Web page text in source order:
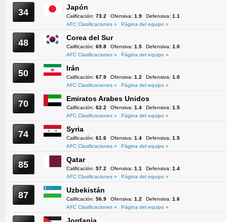
34 Japón
Calificación: 73.2 Ofensiva: 1.9 Defensiva: 1.1
AFC Clasificaciones »
Página del equipo »
48 Corea del Sur
Calificación: 69.8 Ofensiva: 1.5 Defensiva: 1.0
AFC Clasificaciones »
Página del equipo »
50 Irán
Calificación: 67.9 Ofensiva: 1.2 Defensiva: 1.0
AFC Clasificaciones »
Página del equipo »
70 Emiratos Arabes Unidos
Calificación: 62.2 Ofensiva: 1.4 Defensiva: 1.5
AFC Clasificaciones »
Página del equipo »
74 Syria
Calificación: 61.6 Ofensiva: 1.4 Defensiva: 1.5
AFC Clasificaciones »
Página del equipo »
85 Qatar
Calificación: 57.2 Ofensiva: 1.1 Defensiva: 1.4
AFC Clasificaciones »
Página del equipo »
87 Uzbekistán
Calificación: 56.9 Ofensiva: 1.2 Defensiva: 1.6
AFC Clasificaciones »
Página del equipo »